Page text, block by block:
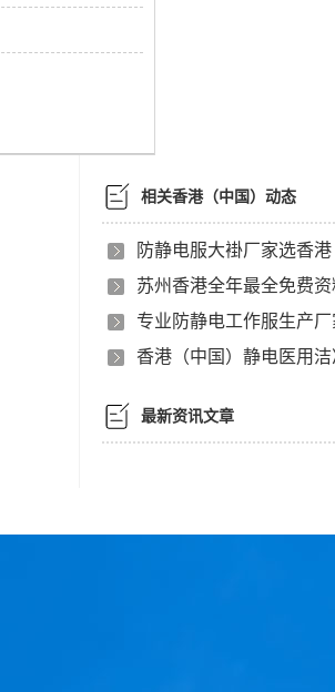
相关香港（中国）动态
防静电服大褂厂家选香
最新资讯文章